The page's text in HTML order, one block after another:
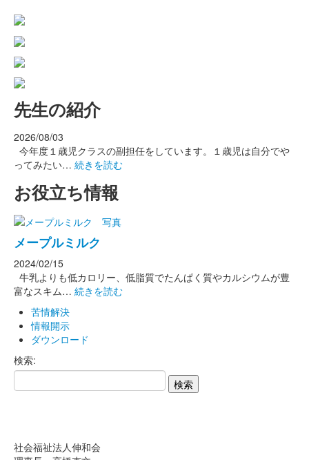
先生の紹介
2026/08/03
今年度１歳児クラスの副担任をしています。１歳児は自分でや
ってみたい… 続きを読む
お役立ち情報
メープルミルク
2024/02/15
牛乳よりも低カロリー、低脂質でたんぱく質やカルシウムが豊
富なスキム… 続きを読む
苦情解決
情報開示
ダウンロード
検索:
社会福祉法人伸和会